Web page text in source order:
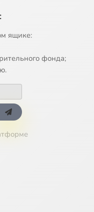
ящике:
фонда;